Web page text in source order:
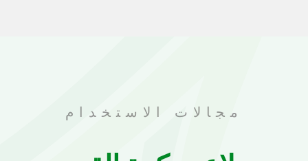
مجالات الاستخدام